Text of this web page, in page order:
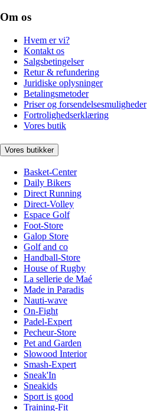
Om os
Hvem er vi?
Kontakt os
Salgsbetingelser
Retur & refundering
Juridiske oplysninger
Betalingsmetoder
Priser og forsendelsesmuligheder
Fortrolighedserklæring
Vores butik
Vores butikker
Basket-Center
Daily Bikers
Direct Running
Direct-Volley
Espace Golf
Foot-Store
Galop Store
Golf and co
Handball-Store
House of Rugby
La sellerie de Maé
Made in Paradis
Nauti-wave
On-Fight
Padel-Expert
Pecheur-Store
Pet and Garden
Slowood Interior
Smash-Expert
Sneak'In
Sneakids
Sport is good
Training-Fit